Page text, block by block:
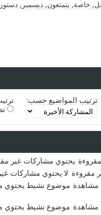
ترتيب المواضيع حسب:
يحتوي مشاركات غير
لا يحتوي مشاركات
موضوع نشيط يحتوي
موضوع نشيط يحتوي